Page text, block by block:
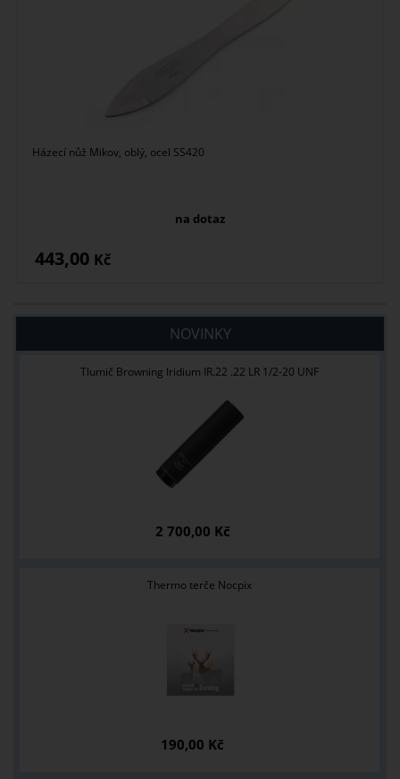
Házecí nůž Mikov, oblý, ocel SS420
na dotaz
443,00 Kč
NOVINKY
Tlumič Browning Iridium IR.22 .22 LR 1/2-20 UNF
2 700,00 Kč
Thermo terče Nocpix
190,00 Kč